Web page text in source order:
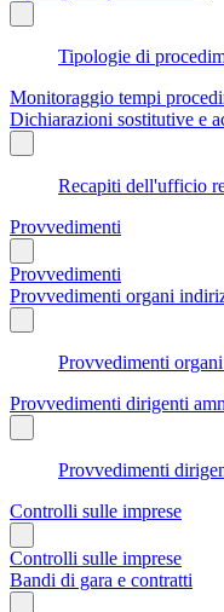
Tipologie di
Monitoraggio tempi
Dichiarazioni sostitutive e
Recapiti dell'ufficio
Provvedimenti
Provvedimenti
Provvedimenti organi
Provvedimenti
Provvedimenti dirigenti
Provvedimenti
Controlli sulle imprese
Controlli sulle imprese
Bandi di gara e contratti